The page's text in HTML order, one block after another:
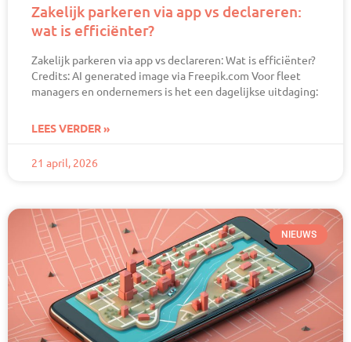
Zakelijk parkeren via app vs declareren:
wat is efficiënter?
Zakelijk parkeren via app vs declareren: Wat is efficiënter?
Credits: AI generated image via Freepik.com Voor fleet
managers en ondernemers is het een dagelijkse uitdaging:
LEES VERDER »
21 april, 2026
NIEUWS